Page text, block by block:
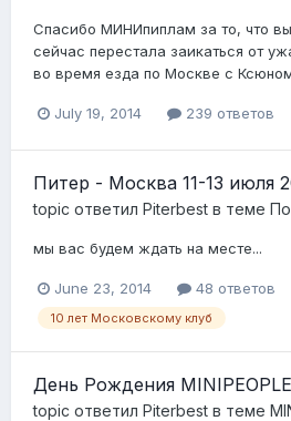
Спасибо МИНИпиплам за то, что вы
сейчас перестала заикаться от
во время езда по Москве с
July 19, 2014 239 ответов
Питер - Москва 11-13 июля
topic ответил Piterbest в теме
мы вас будем ждать на месте...
June 23, 2014 48 ответов
10 лет Московскому клуб
День Рождения
topic ответил Piterbest в теме